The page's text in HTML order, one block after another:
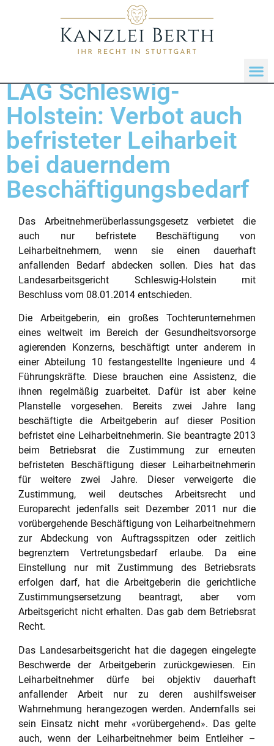
LAG Schleswig-
Holstein: Verbot auch
befristeter Leiharbeit
bei dauerndem
Beschäftigungsbedarf
Das Arbeitnehmerüberlassungsgesetz verbietet die
auch nur befristete Beschäftigung von
Leiharbeitnehmern, wenn sie einen dauerhaft
anfallenden Bedarf abdecken sollen. Dies hat das
Landesarbeitsgericht Schleswig-Holstein mit
Beschluss vom 08.01.2014 entschieden.
Die Arbeitgeberin, ein großes Tochterunternehmen
eines weltweit im Bereich der Gesundheitsvorsorge
agierenden Konzerns, beschäftigt unter anderem in
einer Abteilung 10 festangestellte Ingenieure und 4
Führungskräfte. Diese brauchen eine Assistenz, die
ihnen regelmäßig zuarbeitet. Dafür ist aber keine
Planstelle vorgesehen. Bereits zwei Jahre lang
beschäftigte die Arbeitgeberin auf dieser Position
befristet eine Leiharbeitnehmerin. Sie beantragte 2013
beim Betriebsrat die Zustimmung zur erneuten
befristeten Beschäftigung dieser Leiharbeitnehmerin
für weitere zwei Jahre. Dieser verweigerte die
Zustimmung, weil deutsches Arbeitsrecht und
Europarecht jedenfalls seit Dezember 2011 nur die
vorübergehende Beschäftigung von Leiharbeitnehmern
zur Abdeckung von Auftragsspitzen oder zeitlich
begrenztem Vertretungsbedarf erlaube. Da eine
Einstellung nur mit Zustimmung des Betriebsrats
erfolgen darf, hat die Arbeitgeberin die gerichtliche
Zustimmungsersetzung beantragt, aber vom
Arbeitsgericht nicht erhalten. Das gab dem Betriebsrat
Recht.
Das Landesarbeitsgericht hat die dagegen eingelegte
Beschwerde der Arbeitgeberin zurückgewiesen. Ein
Leiharbeitnehmer dürfe bei objektiv dauerhaft
anfallender Arbeit nur zu deren aushilfsweiser
Wahrnehmung herangezogen werden. Andernfalls sei
sein Einsatz nicht mehr «vorübergehend». Das gelte
auch, wenn der Leiharbeitnehmer beim Entleiher –